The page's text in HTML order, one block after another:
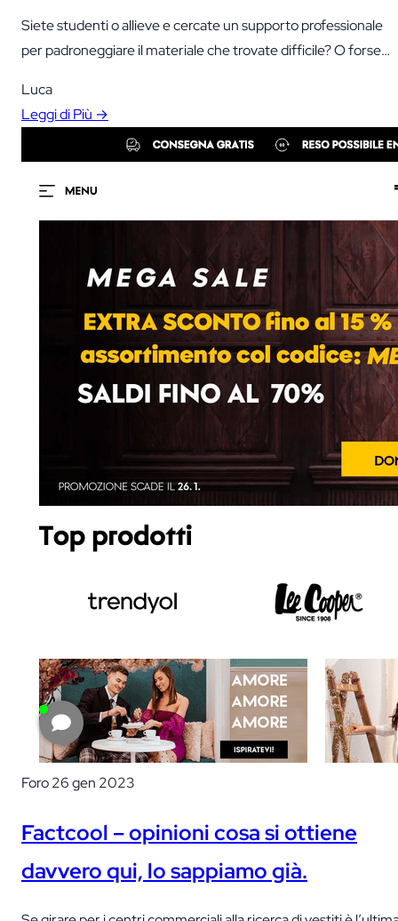
opinioni
Siete studenti o allieve e cercate un supporto professionale
per padroneggiare il materiale che trovate difficile? O forse
e vorreste condividerla dando lezioni individuali?
Luca
Leggi di Più →
Foro26 gen 2023
Factcool – opinioni cosa si ottiene
davvero qui, lo sappiamo già.